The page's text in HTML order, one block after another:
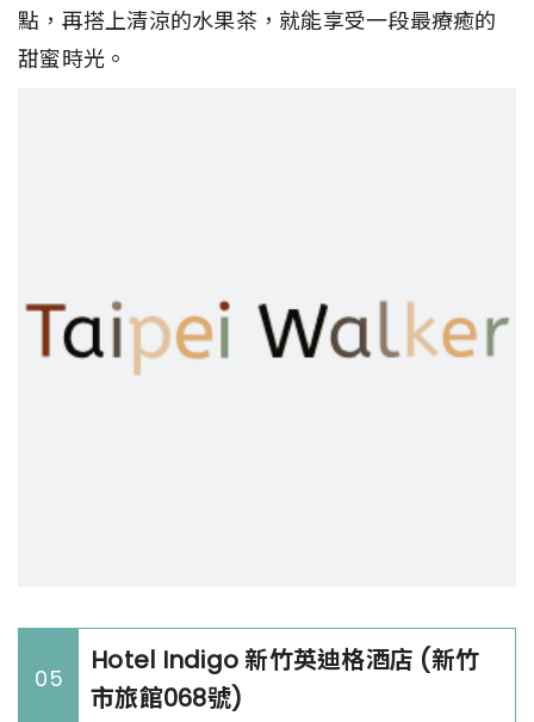
點，再搭上清涼的水果茶，就能享受一段最療癒的
甜蜜時光。
05
Hotel Indigo 新竹英迪格酒店 (新竹
市旅館068號)